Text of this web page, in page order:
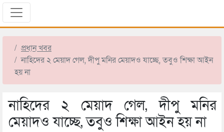
প্রধান খবর
নাহিদের ২ মেয়াদ গেল, দীপু মনির মেয়াদও যাচ্ছে, তবুও শিক্ষা আইন
হয় না
নাহিদের ২ মেয়াদ গেল, দীপু মনির
মেয়াদও যাচ্ছে, তবুও শিক্ষা আইন হয় না